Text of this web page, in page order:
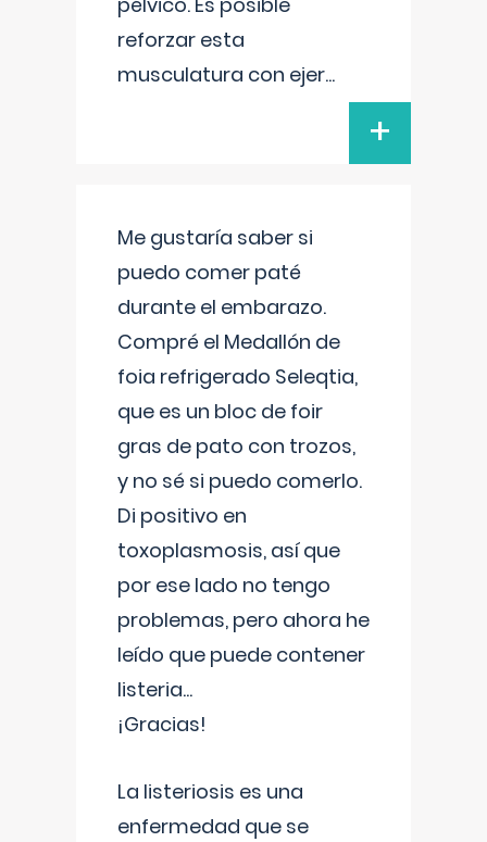
reforzar esta
musculatura con ejer...
+
Me gustaría saber si
puedo comer paté
durante el embarazo.
Compré el Medallón de
foia refrigerado Seleqtia,
que es un bloc de foir
gras de pato con trozos,
y no sé si puedo comerlo.
Di positivo en
toxoplasmosis, así que
por ese lado no tengo
problemas, pero ahora he
leído que puede contener
listeria...
¡Gracias!
La listeriosis es una
enfermedad que se